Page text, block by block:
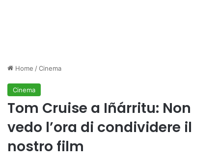
Home /Cinema
Cinema
Tom Cruise a Iñárritu: Non
vedo l’ora di condividere il
nostro film